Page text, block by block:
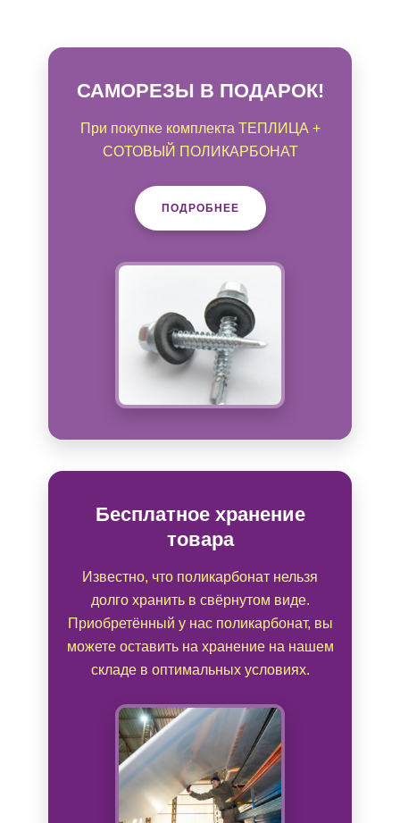
САМОРЕЗЫ В ПОДАРОК!
При покупке комплекта ТЕПЛИЦА +
СОТОВЫЙ ПОЛИКАРБОНАТ
ПОДРОБНЕЕ
Бесплатное хранение
товара
Известно, что поликарбонат нельзя
долго хранить в свёрнутом виде.
Приобретённый у нас поликарбонат, вы
можете оставить на хранение на нашем
складе в оптимальных условиях.